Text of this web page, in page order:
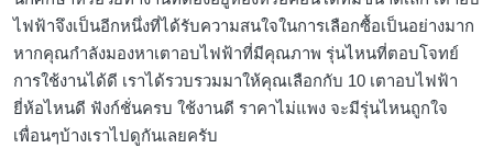
ไฟฟ้าจึงเป็นอีกหนึ่งที่ได้รับความสนใจในการเลือกซื้อเป็นอย่างมาก
หากคุณกำลังมองหาเตาอบไฟฟ้าที่มีคุณภาพ รุ่นไหนที่ตอบโจทย์
การใช้งานได้ดี เราได้รวบรวมมาให้คุณเลือกกับ 10 เตาอบไฟฟ้า
ยี่ห้อไหนดี ฟังก์ชั่นครบ ใช้งานดี ราคาไม่แพง จะมีรุ่นไหนถูกใจ
เพื่อนๆบ้างเราไปดูกันเลยครับ